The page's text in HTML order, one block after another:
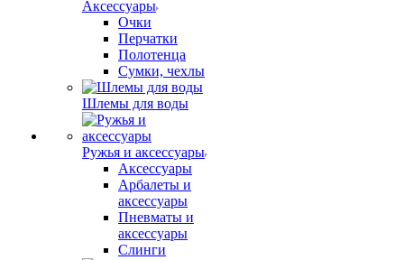
Аксессуары
Очки
Перчатки
Полотенца
Сумки, чехлы
Шлемы для воды
Ружья и аксессуары
Аксессуары
Арбалеты и
аксессуары
Пневматы и
аксессуары
Слинги